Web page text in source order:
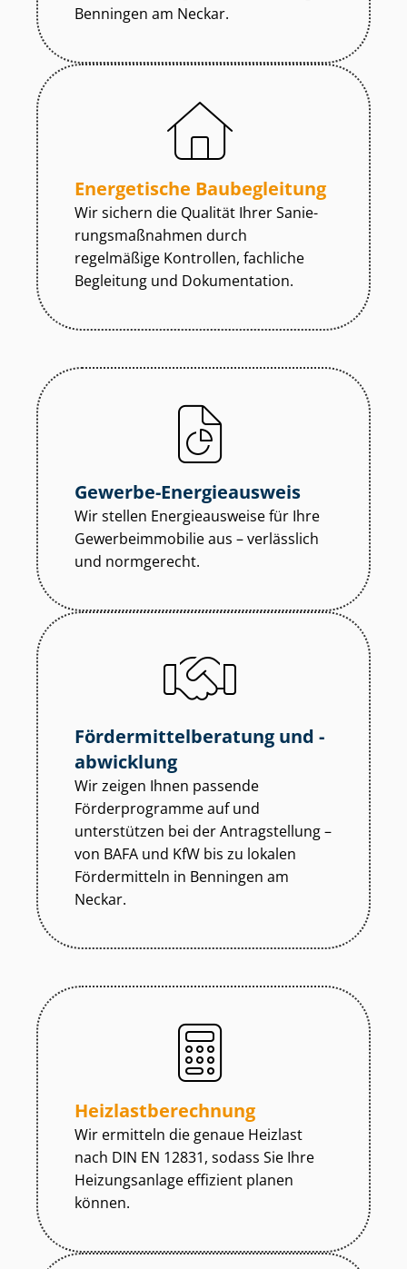
Benningen am Neckar.
Energetische Baubegleitung
Wir sichern die Qualität Ihrer Sa­nie­
rungs­maß­nah­men durch
regelmäßige Kontrollen, fachliche
Begleitung und Dokumentation.
Gewerbe-Energieausweis
Wir stellen Energieausweise für Ihre
Ge­wer­be­im­mo­bi­lie aus – verlässlich
und normgerecht.
För­der­mit­tel­be­ra­tung und -
abwicklung
Wir zeigen Ihnen passende
Förderprogramme auf und
unterstützen bei der Antragstellung –
von BAFA und KfW bis zu lokalen
Fördermitteln in Benningen am
Neckar.
Heiz­last­be­rech­nung
Wir ermitteln die genaue Heizlast
nach DIN EN 12831, sodass Sie Ihre
Heizungsanlage effizient planen
können.